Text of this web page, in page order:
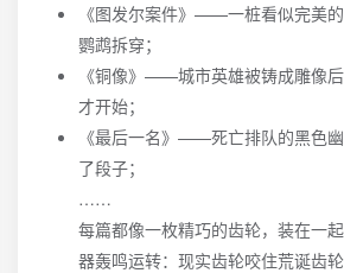
《图发尔案件》——一桩看似完美
鹦鹉拆穿；
《铜像》——城市英雄被铸成雕像
才开始；
《最后一名》——死亡排队的黑色
了段子；
……
每篇都像一枚精巧的齿轮，装在一
器轰鸣运转：现实齿轮咬住荒诞齿